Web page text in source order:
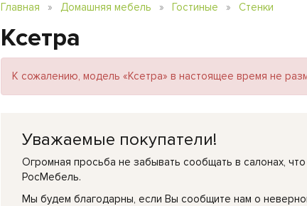
Главная » Домашняя мебель » Гостиные » Стенки
Ксетра
К сожалению, модель «Ксетра» в настоящее время не
Уважаемые покупатели!
Огромная просьба не забывать сообщать в салонах,
РосМебель.
Мы будем благодарны, если Вы сообщите нам о